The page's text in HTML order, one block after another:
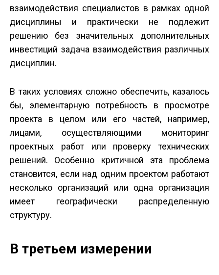
взаимодействия специалистов в рамках одной
дисциплины и практически не подлежит
решению без значительных дополнительных
инвестиций задача взаимодействия различных
дисциплин.
В таких условиях сложно обеспечить, казалось
бы, элементарную потребность в просмотре
проекта в целом или его частей, например,
лицами, осуществляющими мониторинг
проектных работ или проверку технических
решений. Особенно критичной эта проблема
становится, если над одним проектом работают
несколько организаций или одна организация
имеет географически распределенную
структуру.
В третьем измерении